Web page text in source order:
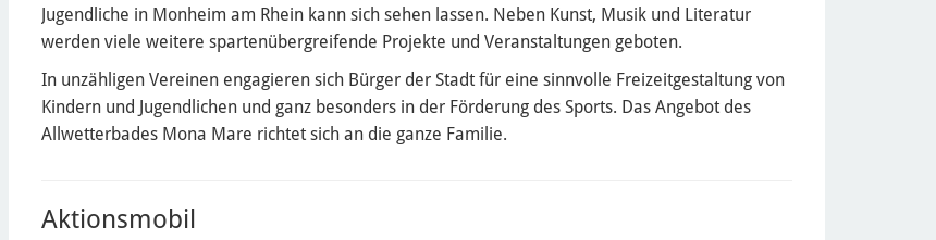
Jugendliche in Monheim am Rhein kann sich sehen lassen. Neben Kunst, Musik und Literatur
werden viele weitere spartenübergreifende Projekte und Veranstaltungen geboten.
In unzähligen Vereinen engagieren sich Bürger der Stadt für eine sinnvolle Freizeitgestaltung von
Kindern und Jugendlichen und ganz besonders in der Förderung des Sports. Das Angebot des
Allwetterbades Mona Mare richtet sich an die ganze Familie.
Aktionsmobil